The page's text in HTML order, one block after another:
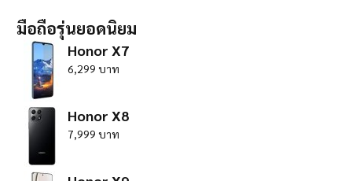
มือถือรุ่นยอดนิยม
Honor X7
6,299 บาท
Honor X8
7,999 บาท